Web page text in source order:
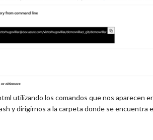
utilizando los comandos que nos aparecen
y dirigirnos a la carpeta donde se encuentra